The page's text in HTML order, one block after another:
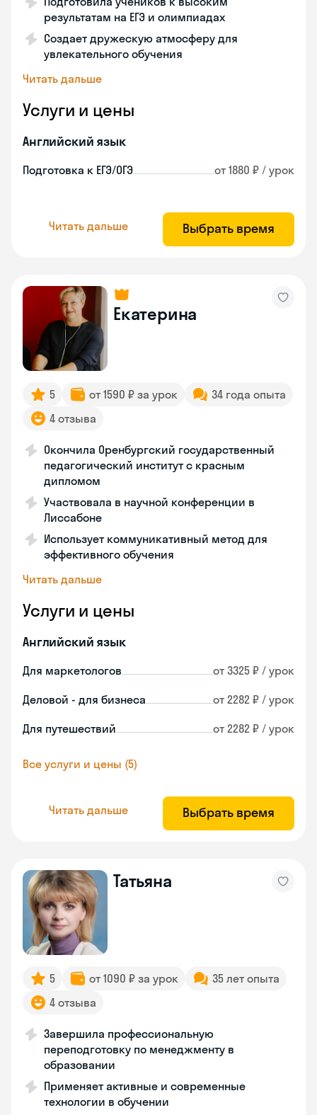
результатам на ЕГЭ и олимпиадах
Создает дружескую атмосферу для
увлекательного обучения
Читать дальше
Услуги и цены
Английский язык
Подготовка к ЕГЭ/ОГЭ от 1880 ₽ / урок
Читать дальше Выбрать время
Екатерина
5 от 1590 ₽ за урок
34 года опыта
4 отзыва
Окончила Оренбургский государственный
педагогический институт с красным
дипломом
Участвовала в научной конференции в
Лиссабоне
Использует коммуникативный метод для
эффективного обучения
Читать дальше
Услуги и цены
Английский язык
Для маркетологов от 3325 ₽ / урок
Деловой - для бизнеса от 2282 ₽ / урок
Для путешествий от 2282 ₽ / урок
Все услуги и цены (5)
Читать дальше Выбрать время
Татьяна
5 от 1090 ₽ за урок
35 лет опыта
4 отзыва
Завершила профессиональную
переподготовку по менеджменту в
образовании
Применяет активные и современные
технологии в обучении